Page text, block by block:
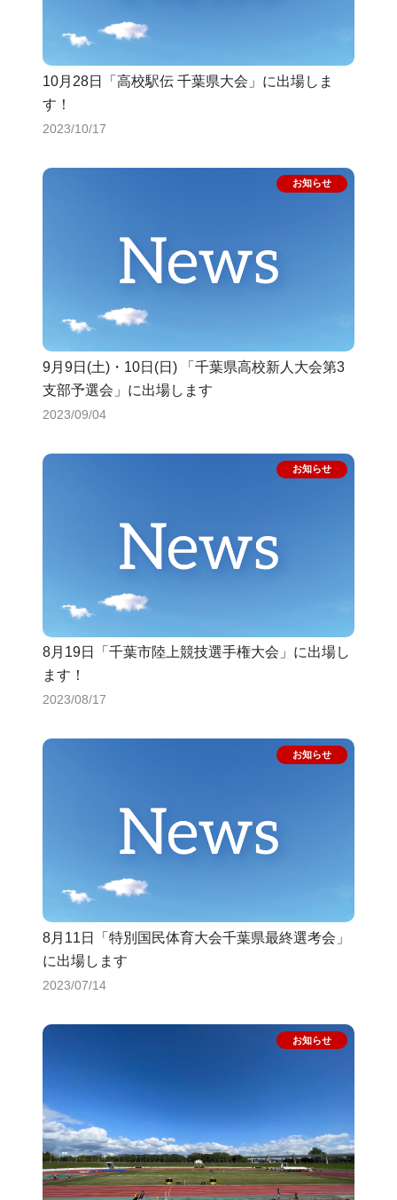
10月28日「高校駅伝 千葉県大会」に出場しま
す！
2023/10/17
9月9日(土)・10日(日) 「千葉県高校新人大会第3
支部予選会」に出場します
2023/09/04
8月19日「千葉市陸上競技選手権大会」に出場し
ます！
2023/08/17
8月11日「特別国民体育大会千葉県最終選考会」
に出場します
2023/07/14